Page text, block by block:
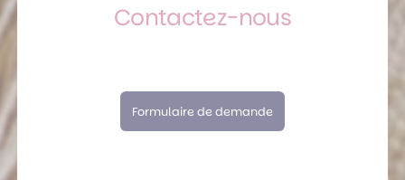
Contactez-nous
Formulaire de demande